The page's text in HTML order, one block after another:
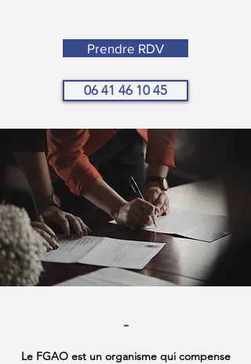
Prendre RDV
06 41 46 10 45
-
Le FGAO est un organisme qui compense